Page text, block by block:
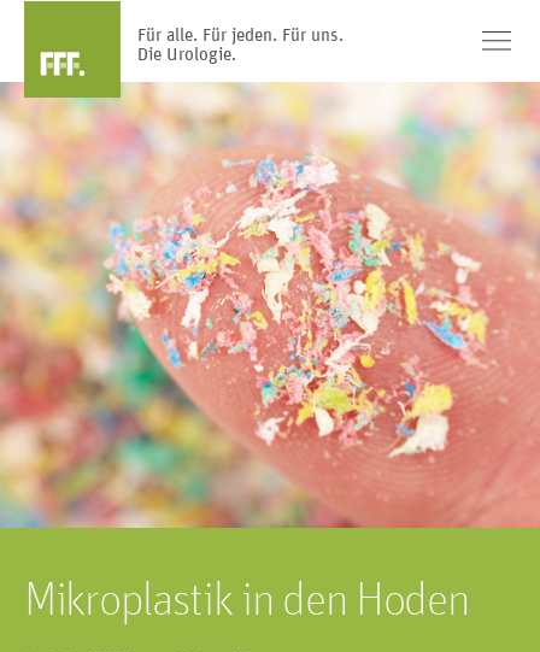
Für alle. Für jeden. Für uns.
Die Urologie.
Mikroplastik in den Hoden